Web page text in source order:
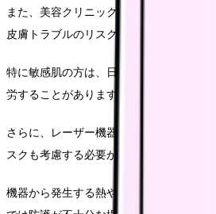
また、美容クリニックで使用する薬剤や
皮膚トラブルのリスクもあります。
特に敏感肌の方は、日常的に様々な製品
労することがあります。
さらに、レーザー機器など特殊な医療機
スクも考慮する必要があります。
機器から発生する熱や光による目の疲労